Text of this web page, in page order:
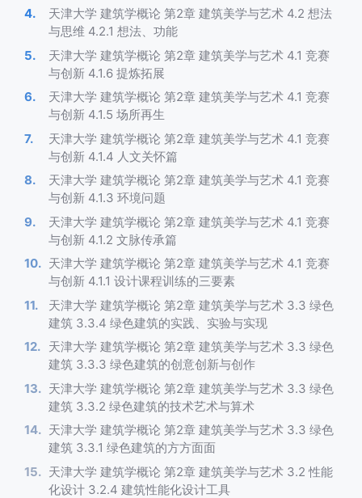
天津大学 建筑学概论 第2章 建筑美学与艺术 4.2 想法
与思维 4.2.1 想法、功能
天津大学 建筑学概论 第2章 建筑美学与艺术 4.1 竞赛
与创新 4.1.6 提炼拓展
天津大学 建筑学概论 第2章 建筑美学与艺术 4.1 竞赛
与创新 4.1.5 场所再生
天津大学 建筑学概论 第2章 建筑美学与艺术 4.1 竞赛
与创新 4.1.4 人文关怀篇
天津大学 建筑学概论 第2章 建筑美学与艺术 4.1 竞赛
与创新 4.1.3 环境问题
天津大学 建筑学概论 第2章 建筑美学与艺术 4.1 竞赛
与创新 4.1.2 文脉传承篇
天津大学 建筑学概论 第2章 建筑美学与艺术 4.1 竞赛
与创新 4.1.1 设计课程训练的三要素
天津大学 建筑学概论 第2章 建筑美学与艺术 3.3 绿色
建筑 3.3.4 绿色建筑的实践、实验与实现
天津大学 建筑学概论 第2章 建筑美学与艺术 3.3 绿色
建筑 3.3.3 绿色建筑的创意创新与创作
天津大学 建筑学概论 第2章 建筑美学与艺术 3.3 绿色
建筑 3.3.2 绿色建筑的技术艺术与算术
天津大学 建筑学概论 第2章 建筑美学与艺术 3.3 绿色
建筑 3.3.1 绿色建筑的方方面面
天津大学 建筑学概论 第2章 建筑美学与艺术 3.2 性能
化设计 3.2.4 建筑性能化设计工具